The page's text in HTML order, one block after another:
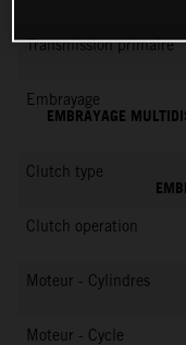
Transmission primaire
Embrayage
EMBRAYAGE
Clutch type
Clutch operation
Moteur - Cylindres
Moteur - Cycle